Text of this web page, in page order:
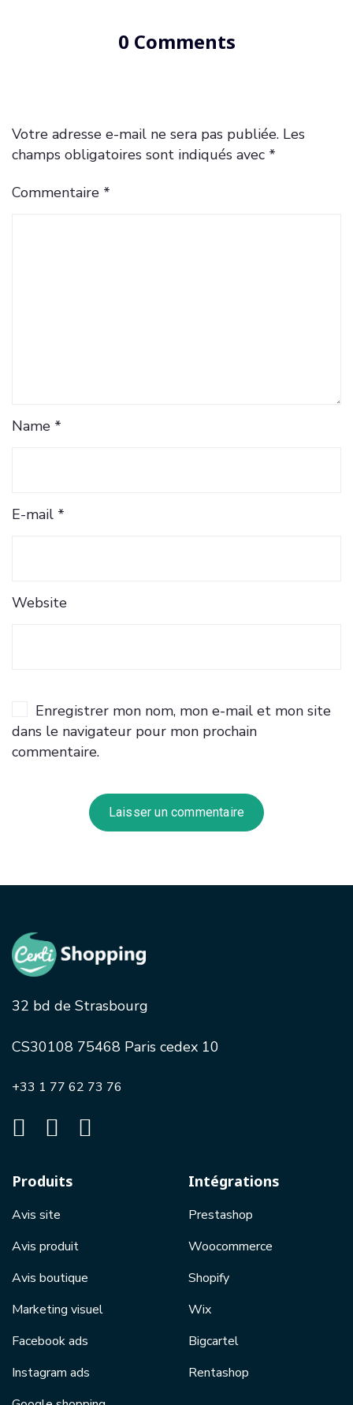
0 Comments
Votre adresse e-mail ne sera pas publiée. Les
champs obligatoires sont indiqués avec *
Commentaire *
Name *
E-mail *
Website
Enregistrer mon nom, mon e-mail et mon site
dans le navigateur pour mon prochain
commentaire.
32 bd de Strasbourg
CS30108 75468 Paris cedex 10
+33 1 77 62 73 76
Produits
Avis site
Avis produit
Avis boutique
Marketing visuel
Facebook ads
Instagram ads
Intégrations
Prestashop
Woocommerce
Shopify
Wix
Bigcartel
Rentashop